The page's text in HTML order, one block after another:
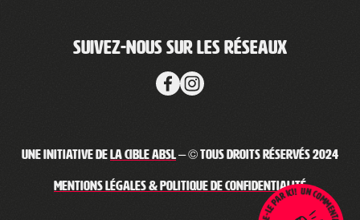
Suivez-nous sur les réseaux
Une initiative deLa Cible ABSL– © Tous droits réservés 2024
Mentions légales & Politique de confidentialité